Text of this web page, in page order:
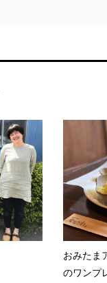
おみたま
のワンプ